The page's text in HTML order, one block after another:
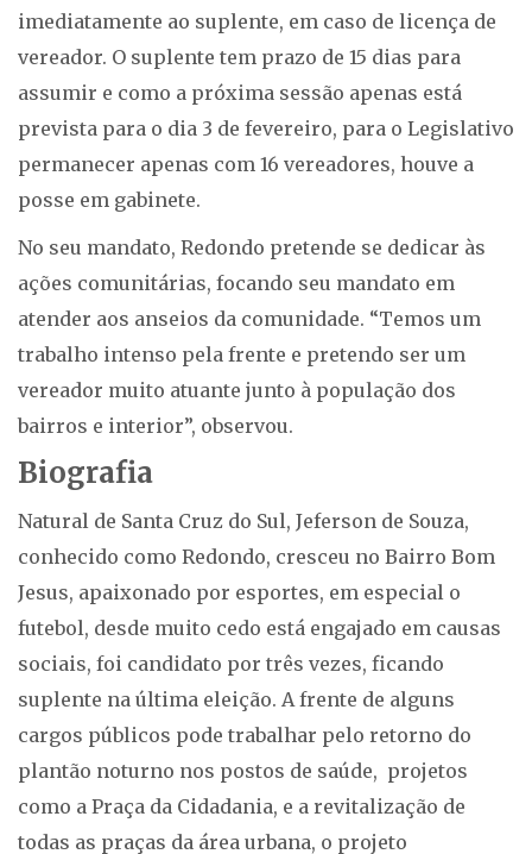
imediatamente ao suplente, em caso de licença de
vereador. O suplente tem prazo de 15 dias para
assumir e como a próxima sessão apenas está
prevista para o dia 3 de fevereiro, para o Legislativo
permanecer apenas com 16 vereadores, houve a
posse em gabinete.
No seu mandato, Redondo pretende se dedicar às
ações comunitárias, focando seu mandato em
atender aos anseios da comunidade. “Temos um
trabalho intenso pela frente e pretendo ser um
vereador muito atuante junto à população dos
bairros e interior”, observou.
Biografia
Natural de Santa Cruz do Sul, Jeferson de Souza,
conhecido como Redondo, cresceu no Bairro Bom
Jesus, apaixonado por esportes, em especial o
futebol, desde muito cedo está engajado em causas
sociais, foi candidato por três vezes, ficando
suplente na última eleição. A frente de alguns
cargos públicos pode trabalhar pelo retorno do
plantão noturno nos postos de saúde, projetos
como a Praça da Cidadania, e a revitalização de
todas as praças da área urbana, o projeto